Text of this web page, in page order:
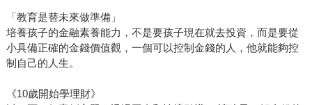
「教育是替未來做準備」
培養孩子的金融素養能力，不是要孩子現在就去投資，而是要從
小具備正確的金錢價值觀，一個可以控制金錢的人，他就能夠控
制自己的人生。
《10歲開始學理財》